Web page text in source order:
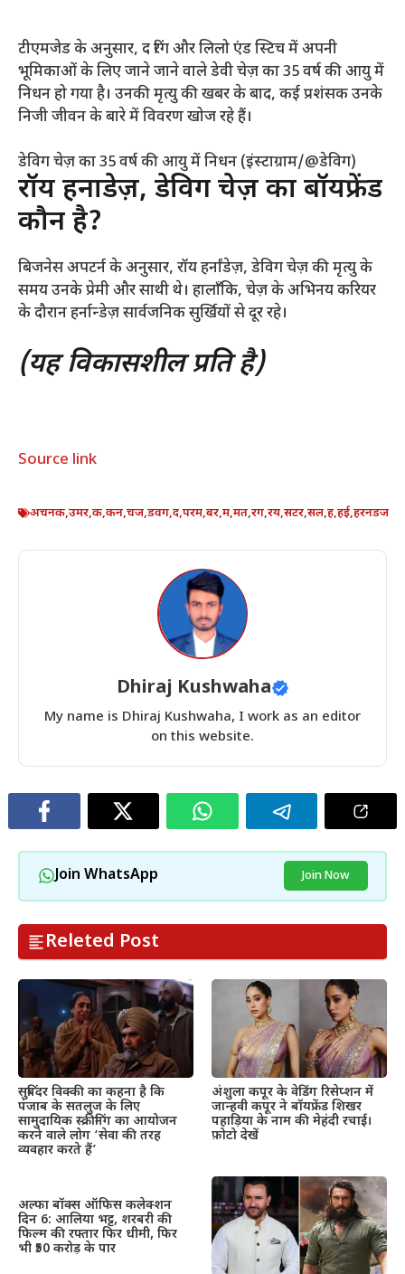
टीएमजेड के अनुसार, द रिंग और लिलो एंड स्टिच में अपनी
भूमिकाओं के लिए जाने जाने वाले डेवी चेज़ का 35 वर्ष की आयु में
निधन हो गया है। उनकी मृत्यु की खबर के बाद, कई प्रशंसक उनके
निजी जीवन के बारे में विवरण खोज रहे हैं।
डेविग चेज़ का 35 वर्ष की आयु में निधन (इंस्टाग्राम/@डेविग)
रॉय हर्नांडेज़, डेविग चेज़ का बॉयफ्रेंड
कौन है?
बिजनेस अपटर्न के अनुसार, रॉय हर्नांडेज़, डेविग चेज़ की मृत्यु के
समय उनके प्रेमी और साथी थे। हालाँकि, चेज़ के अभिनय करियर
के दौरान हर्नान्डेज़ सार्वजनिक सुर्खियों से दूर रहे।
(यह विकासशील प्रति है)
Source link
अचनक,उमर,क,कन,चज,डवग,द,परम,बर,म,मत,रग,रय,सटर,सल,ह,हई,हरनडज
Dhiraj Kushwaha
My name is Dhiraj Kushwaha, I work as an editor
on this website.
Join WhatsApp Join Now
Releted Post
सुबिंदर विक्की का कहना है कि
पंजाब के सतलुज के लिए
सामुदायिक स्क्रीनिंग का आयोजन
करने वाले लोग ‘सेवा की तरह
व्यवहार करते हैं’
अंशुला कपूर के वेडिंग रिसेप्शन में
जान्हवी कपूर ने बॉयफ्रेंड शिखर
पहाड़िया के नाम की मेहंदी रचाई।
फ़ोटो देखें
अल्फा बॉक्स ऑफिस कलेक्शन
दिन 6: आलिया भट्ट, शरबरी की
फिल्म की रफ्तार फिर धीमी, फिर
भी ₹50 करोड़ के पार